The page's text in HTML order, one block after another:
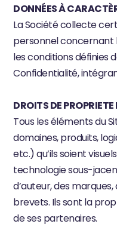
DONNÉES À
La Société collecte
personnel concernant
les conditions définies
Confidentialité,
DROITS DE
Tous les éléments du
domaines, produits,
etc.) qu’ils soient
technologie sous-
d’auteur, des
brevets. Ils sont la
de ses partenaires.